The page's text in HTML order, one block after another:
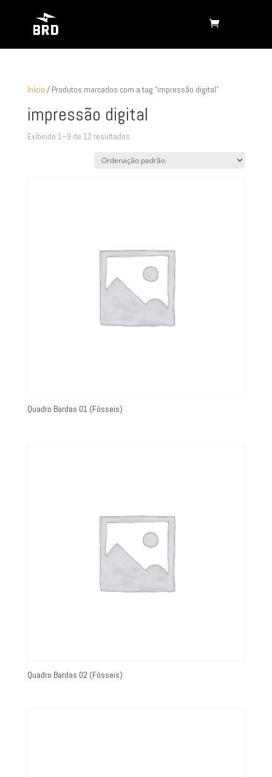
Início / Produtos marcados com a tag “impressão digital”
impressão digital
Exibindo 1–9 de 12 resultados
Quadro Bardas 01 (Fósseis)
Quadro Bardas 02 (Fósseis)